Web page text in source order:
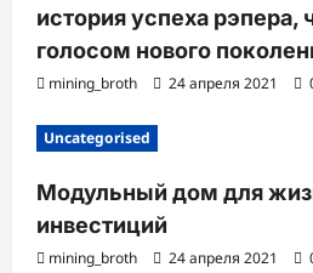
история успеха рэпера,
голосом нового
mining_broth 24 апреля 2021
Uncategorised
Модульный дом для
инвестиций
mining_broth 24 апреля 2021